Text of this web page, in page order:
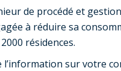
de procédé et
à réduire sa
résidences.
l’information sur votre